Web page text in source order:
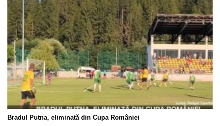
Bradul Putna, eliminată din Cupa României